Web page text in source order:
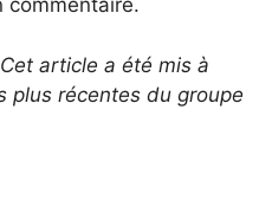
commentaire.
article a été mis à
plus récentes du groupe